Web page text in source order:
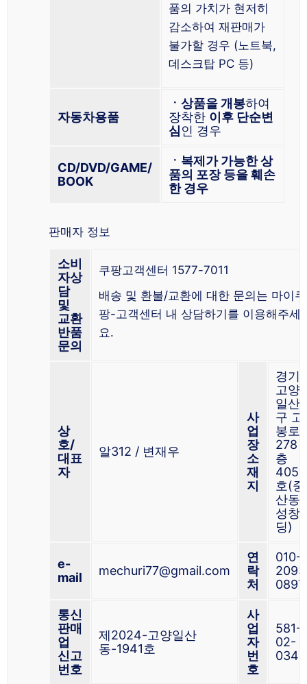
품의 가치가 현저히
감소하여 재판매가
불가할 경우 (노트북,
데스크탑 PC 등)
자동차용품
ㆍ상품을 개봉하여
장착한 이후 단순변
심인 경우
CD/DVD/GAME/
BOOK
ㆍ복제가 가능한 상
품의 포장 등을 훼손
한 경우
판매자 정보
소비
자상
담
및
교환
반품
문의
쿠팡고객센터 1577-7011
배송 및 환불/교환에 대한 문의는 마이쿠
팡-고객센터 내 상담하기를 이용해주세
요.
상
호/
대표
자
알312 / 변재우
사
업
장
소
재
지
경기
고양
일산
구 고
봉로
278
층
4059
호(중
산동,
성창
딩)
e-
mail
mechuri77@gmail.com
연
락
처
010-
0897
통신
판매
업
신고
번호
제2024-고양일산
동-1941호
사
업
자
번
호
581-
02-